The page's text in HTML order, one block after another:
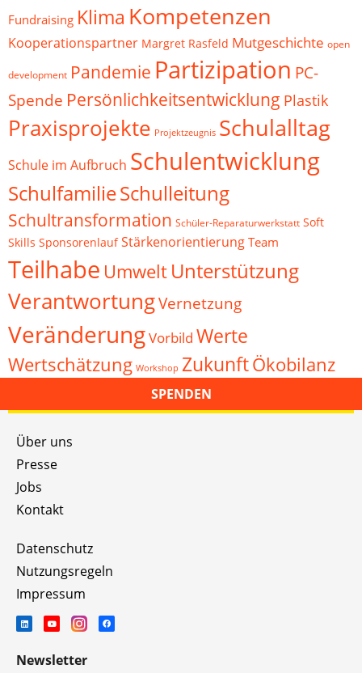
Fundraising Klima Kompetenzen
Kooperationspartner Margret Rasfeld Mutgeschichte open
development Pandemie Partizipation PC-
Spende Persönlichkeitsentwicklung Plastik
Praxisprojekte Projektzeugnis Schulalltag
Schule im Aufbruch Schulentwicklung
SchulfamilieSchulleitung
Schultransformation Schüler-Reparaturwerkstatt Soft
Skills Sponsorenlauf Stärkenorientierung Team
Teilhabe Umwelt Unterstützung
VerantwortungVernetzung
VeränderungVorbild Werte
Wertschätzung Workshop ZukunftÖkobilanz
SPENDEN
Über uns
Presse
Jobs
Kontakt
Datenschutz
Nutzungsregeln
Impressum
Newsletter